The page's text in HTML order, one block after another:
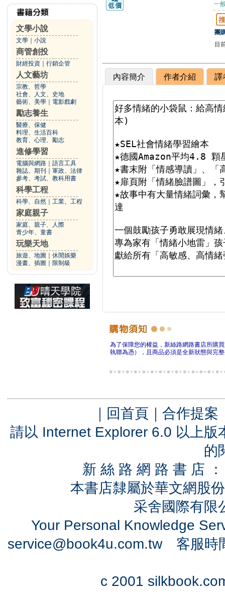
文學小說
文學 小說
商管創投
財經投資 行銷企管
人文藝坊
宗教、哲學
社會、人文、史地
藝術、美學
電影戲劇
勵志養生
醫療、保健
料理、生活百科
教育、心理、勵志
進修學習
電腦與網路
語言工具
雜誌、期刊
軍政、法律
參考、考試、教科用書
科學工程
科學、自然 工業、工程
家庭親子
家庭、親子、人際
青少年、童書
玩樂天地
旅遊、地圖
休閒娛樂
漫畫、插圖
限制級
一
團
目
內容簡介 作者介紹 譯
為了保障您的權益，新絲路網路書店所購
執聯為憑），且商品必須是全新狀態與完
｜ 回首頁 ｜ 合作提案
請以 Internet Explorer 6.0 以上
的
新 絲 路 網 路 書 店
本書店隸屬於華文網股
采舍國際有
Your Personal Knowledge
service@book4u.com.tw客服時
c 2001